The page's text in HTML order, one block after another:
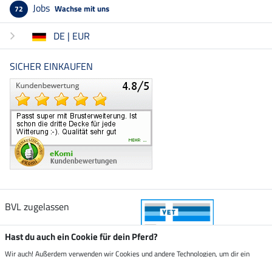
72 Jobs Wachse mit uns
DE | EUR
SICHER EINKAUFEN
BVL zugelassen
Hast du auch ein Cookie für dein Pferd?
Wir auch! Außerdem verwenden wir Cookies und andere Technologien, um dir ein